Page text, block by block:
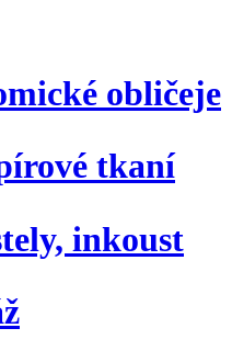
obličeje
tkaní
inkoust